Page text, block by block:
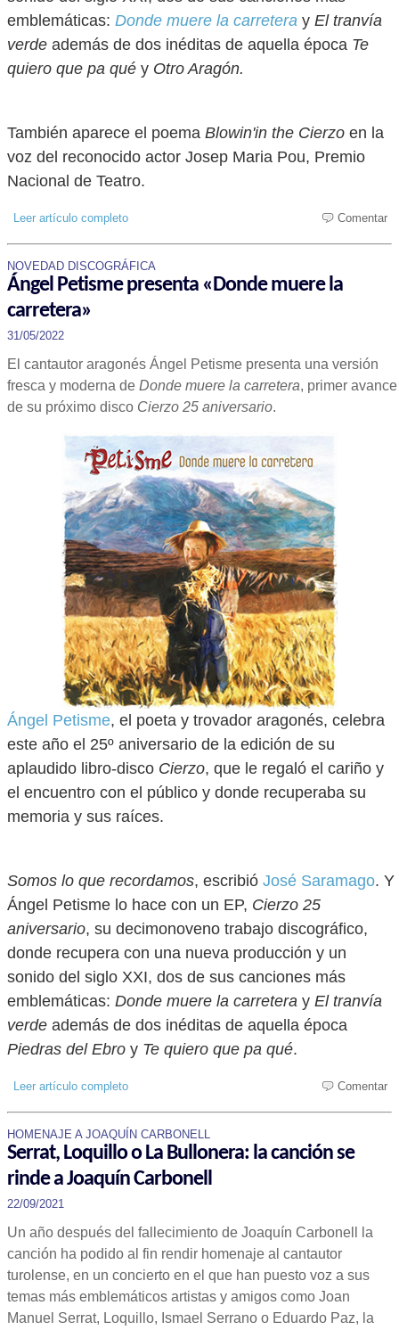
emblemáticas: Donde muere la carretera y El tranvía
verde además de dos inéditas de aquella época Te
quiero que pa qué y Otro Aragón.
También aparece el poema Blowin'in the Cierzo en la
voz del reconocido actor Josep Maria Pou, Premio
Nacional de Teatro.
Leer artículo completo Comentar
NOVEDAD DISCOGRÁFICA
Ángel Petisme presenta «Donde muere la
carretera»
31/05/2022
El cantautor aragonés Ángel Petisme presenta una versión
fresca y moderna de Donde muere la carretera, primer avance
de su próximo disco Cierzo 25 aniversario.
Ángel Petisme, el poeta y trovador aragonés, celebra
este año el 25º aniversario de la edición de su
aplaudido libro-disco Cierzo, que le regaló el cariño y
el encuentro con el público y donde recuperaba su
memoria y sus raíces.
Somos lo que recordamos, escribió José Saramago. Y
Ángel Petisme lo hace con un EP, Cierzo 25
aniversario, su decimonoveno trabajo discográfico,
donde recupera con una nueva producción y un
sonido del siglo XXI, dos de sus canciones más
emblemáticas: Donde muere la carretera y El tranvía
verde además de dos inéditas de aquella época
Piedras del Ebro y Te quiero que pa qué.
Leer artículo completo Comentar
HOMENAJE A JOAQUÍN CARBONELL
Serrat, Loquillo o La Bullonera: la canción se
rinde a Joaquín Carbonell
22/09/2021
Un año después del fallecimiento de Joaquín Carbonell la
canción ha podido al fin rendir homenaje al cantautor
turolense, en un concierto en el que han puesto voz a sus
temas más emblemáticos artistas y amigos como Joan
Manuel Serrat, Loquillo, Ismael Serrano o Eduardo Paz, la